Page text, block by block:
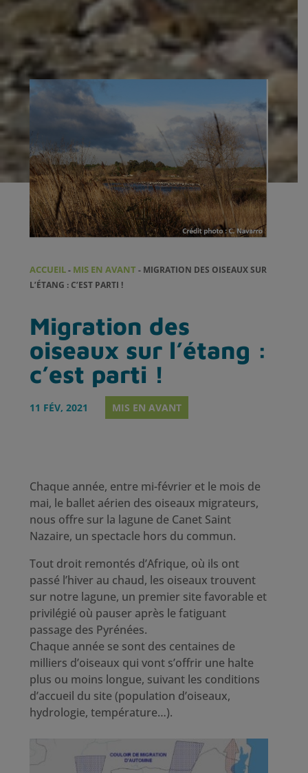
ACCUEIL- MIS EN AVANT - MIGRATION DES OISEAUX SUR
L’ÉTANG : C’EST PARTI !
Migration des
oiseaux sur l’étang :
c’est parti !
11 FÉV, 2021 MIS EN AVANT
Chaque année, entre mi-février et le mois de
mai, le ballet aérien des oiseaux migrateurs,
nous offre sur la lagune de Canet Saint
Nazaire, un spectacle hors du commun.
Tout droit remontés d’Afrique, où ils ont
passé l’hiver au chaud, les oiseaux trouvent
sur notre lagune, un premier site favorable et
privilégié où pauser après le fatiguant
passage des Pyrénées.
Chaque année se sont des centaines de
milliers d’oiseaux qui vont s’offrir une halte
plus ou moins longue, suivant les conditions
d’accueil du site (population d’oiseaux,
hydrologie, température…).